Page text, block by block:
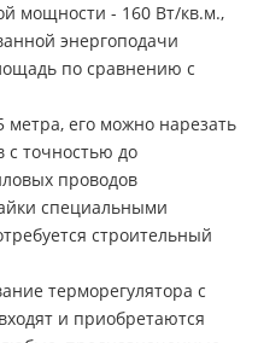
мощности - 160 Вт/кв.м.,
энергоподачи
по сравнению с
его можно нарезать
с точностью до
проводов
специальными
строительный
терморегулятора с
и приобретаются